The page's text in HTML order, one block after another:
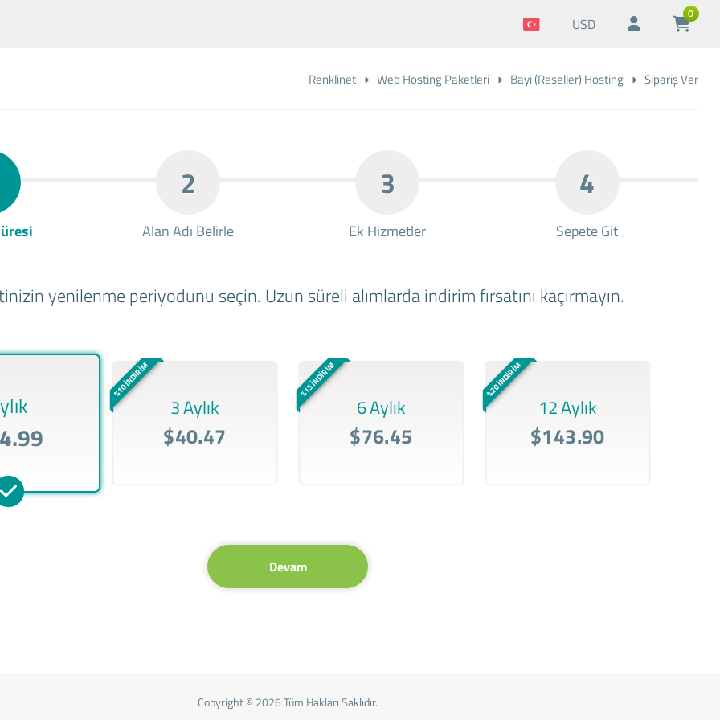
USD
0
Renklinet Web Hosting Paketleri Bayi (Reseller) Hosting Sipariş Ver
2
Alan Adı Belirle
3
Ek Hizmetler
4
Sepete Git
yenilenme periyodunu seçin. Uzun süreli alımlarda indirim fırsatını kaçırmayın.
%10 İNDİRİM
3 Aylık
$40.47
%15 İNDİRİM
6 Aylık
$76.45
%20 İNDİRİM
12 Aylık
$143.90
Devam
Copyright © 2026 Tüm Hakları Saklıdır.